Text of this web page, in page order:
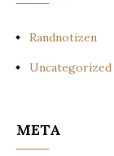
Randnotizen
Uncategorized
META